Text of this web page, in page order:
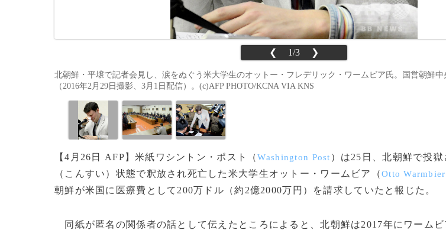
❮ 1/3 ❯
北朝鮮・平壌で記者会見し、涙をぬぐう米大学生のオットー・フレデリック・ワームビア氏。国営朝鮮
（2016年2月29日撮影、3月1日配信）。(c)AFP PHOTO/KCNA VIA KNS
【4月26日 AFP】米紙ワシントン・ポスト（Washington Post ）は25日、北朝鮮で投
（こんすい）状態で釈放され死亡した米大学生オットー・ワームビア（Otto Warmbier
朝鮮が米国に医療費として200万ドル（約2億2000万円）を請求していたと報じた。
同紙が匿名の関係者の話として伝えたところによると、北朝鮮は2017年にワームビ